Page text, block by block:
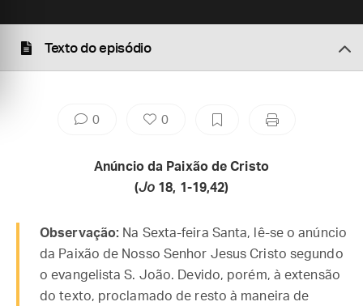
Texto do episódio
0 0
Anúncio da Paixão de Cristo
(Jo 18, 1-19,42)
Observação: Na Sexta-feira Santa, lê-se o anúncio
da Paixão de Nosso Senhor Jesus Cristo segundo
o evangelista S. João. Devido, porém, à extensão
do texto, proclamado de resto à maneira de